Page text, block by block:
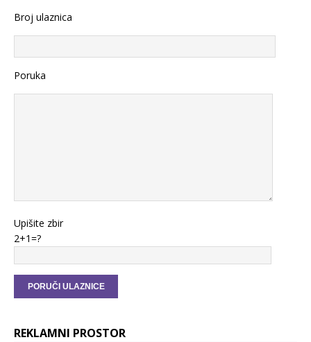
Broj ulaznica
Poruka
Upišite zbir
2+1=?
REKLAMNI PROSTOR